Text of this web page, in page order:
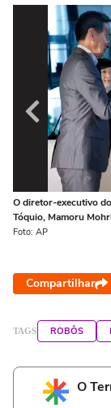
O diretor-executivo
Tóquio, Mamoru
Foto: AP
Compartilhar
TAGS ROBÔS
O